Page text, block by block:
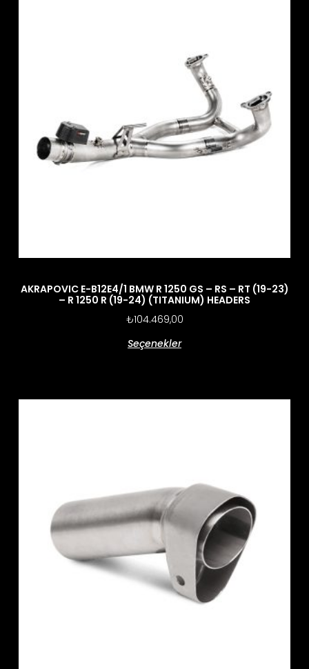
AKRAPOVIC E-B12E4/1 BMW R 1250 GS – RS – RT (19-23)
– R 1250 R (19-24) (TITANIUM) HEADERS
₺104.469,00
Seçenekler